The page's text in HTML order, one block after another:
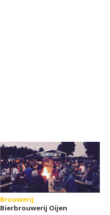
Brouwerij
Bierbrouwerij Oijen